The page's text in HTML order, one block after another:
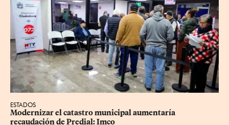
ESTADOS
Modernizar el catastro municipal aumentaría
recaudación de Predial: Imco